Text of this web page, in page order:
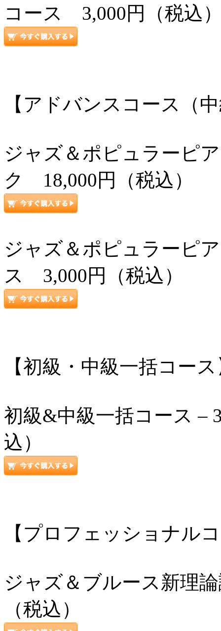
コース 3,000円（税込
【アドバンスコース（
ジャズ＆ポピュラーピ
ク 18,000円（税込）
ジャズ＆ポピュラーピ
ス 3,000円（税込）
【初級・中級一括コー
初級&中級一括コース –
込）
【プロフェッショナル
ジャズ＆ブルース新理
（税込）